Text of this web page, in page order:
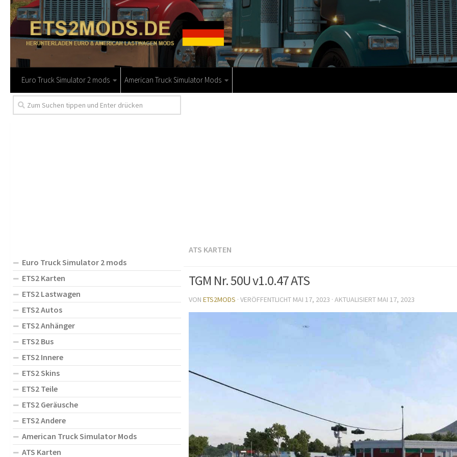
Euro Truck Simulator 2 mods American Truck Simulator Mods
ATS KARTEN
TGM Nr. 50U v1.0.47 ATS
VON ETS2MODS · VERÖFFENTLICHT MAI 17, 2023 · AKTUALISIERT MAI 17, 2023
Euro Truck Simulator 2 mods
ETS2 Karten
ETS2 Lastwagen
ETS2 Autos
ETS2 Anhänger
ETS2 Bus
ETS2 Innere
ETS2 Skins
ETS2 Teile
ETS2 Geräusche
ETS2 Andere
American Truck Simulator Mods
ATS Karten